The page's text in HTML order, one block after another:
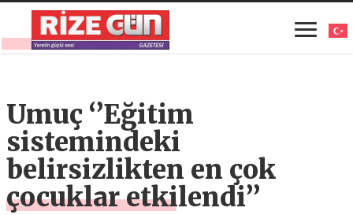
Umuç ‘’Eğitim
sistemindeki
belirsizlikten en çok
çocuklar etkilendi’’